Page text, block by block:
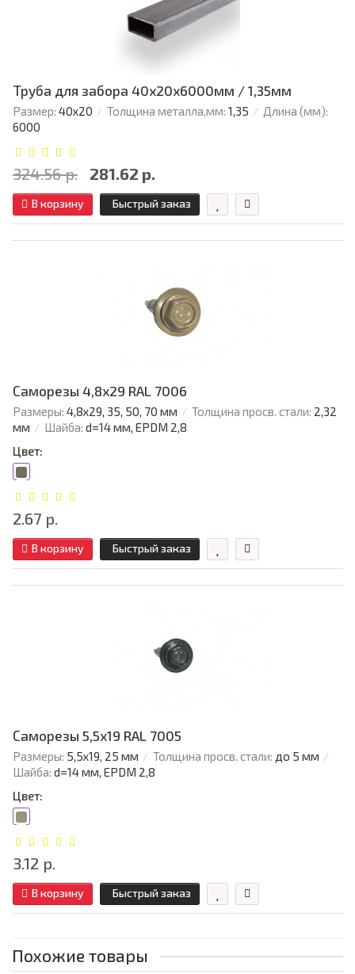
Труба для забора 40х20x6000мм / 1,35мм
Размер: 40х20 Толщина металла,мм: 1,35
Длина (мм):
6000
324.56 р. 281.62 р.
В корзину Быстрый заказ
Саморезы 4,8х29 RAL 7006
Размеры: 4,8х29, 35, 50, 70 мм Толщина просв. стали: 2,32
мм
Шайба: d=14 мм, EPDM 2,8
Цвет:
2.67 р.
В корзину Быстрый заказ
Саморезы 5,5х19 RAL 7005
Размеры: 5,5х19, 25 мм Толщина просв. стали: до 5 мм
Шайба: d=14 мм, EPDM 2,8
Цвет:
3.12 р.
В корзину Быстрый заказ
Похожие товары